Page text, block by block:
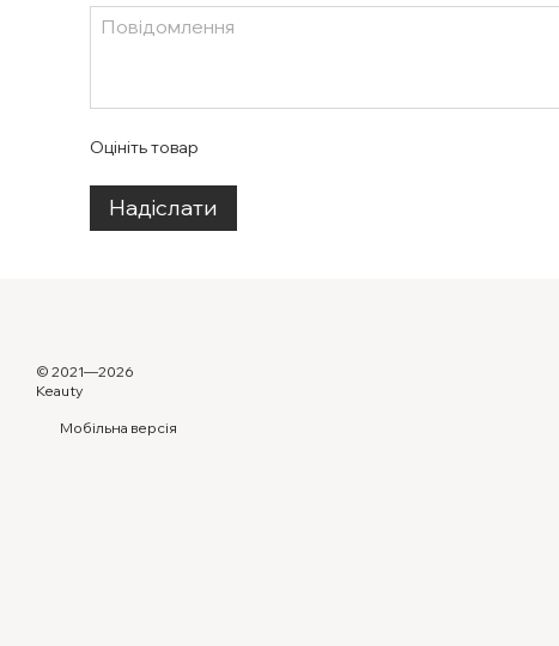
Оцініть товар
Надіслати
© 2021—2026
Keauty
Мобільна версія